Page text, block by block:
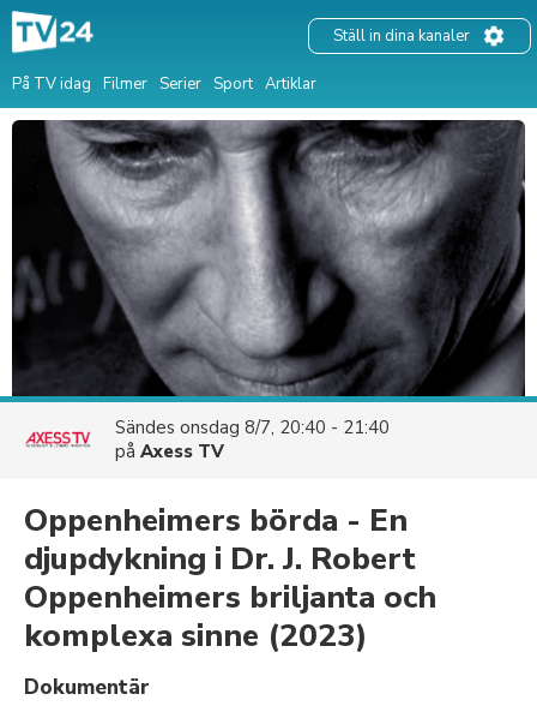
På TV idag Filmer Serier Sport Artiklar
Ställ in dina kanaler
Sändes onsdag 8/7, 20:40 - 21:40
på Axess TV
Oppenheimers börda - En
djupdykning i Dr. J. Robert
Oppenheimers briljanta och
komplexa sinne (2023)
Dokumentär